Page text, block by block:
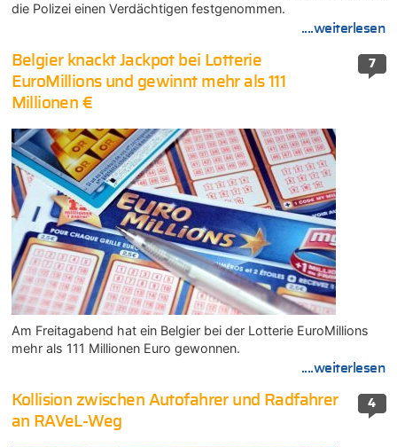
die Polizei einen Verdächtigen festgenommen.
....weiterlesen
7
Belgier knackt Jackpot bei Lotterie
EuroMillions und gewinnt mehr als 111
Millionen €
Am Freitagabend hat ein Belgier bei der Lotterie EuroMillions
mehr als 111 Millionen Euro gewonnen.
....weiterlesen
4
Kollision zwischen Autofahrer und Radfahrer
an RAVeL-Weg